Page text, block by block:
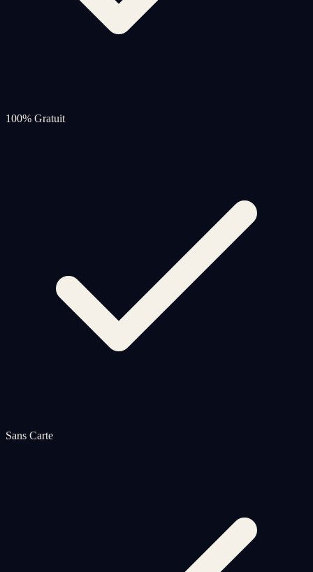
100% Gratuit
Sans Carte